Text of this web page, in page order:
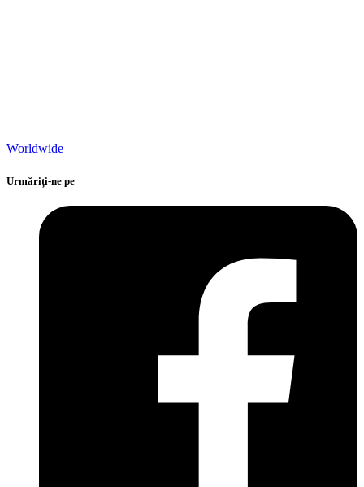
Worldwide
Urmăriți-ne pe